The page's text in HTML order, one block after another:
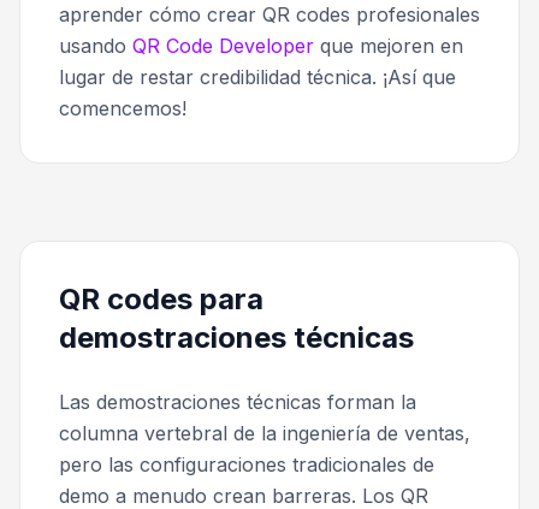
aprender cómo crear QR codes profesionales
usando QR Code Developer que mejoren en
lugar de restar credibilidad técnica. ¡Así que
comencemos!
QR codes para
demostraciones técnicas
Las demostraciones técnicas forman la
columna vertebral de la ingeniería de ventas,
pero las configuraciones tradicionales de
demo a menudo crean barreras. Los QR